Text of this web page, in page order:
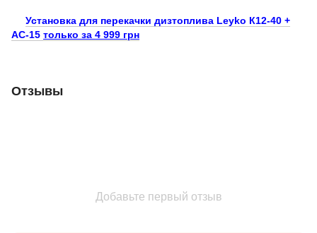
Установка для перекачки дизтоплива Leyko К12-40 +
АС-15 только за 4 999 грн
Отзывы
Добавьте первый отзыв